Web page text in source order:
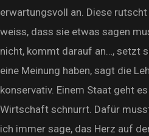
erwartungsvoll an. Diese
weiss, dass sie etwas sagen
nicht, kommt darauf an…, setzt
eine Meinung haben, sagt die
konservativ. Einem Staat geht
Wirtschaft schnurrt. Dafür
ich immer sage, das Herz auf